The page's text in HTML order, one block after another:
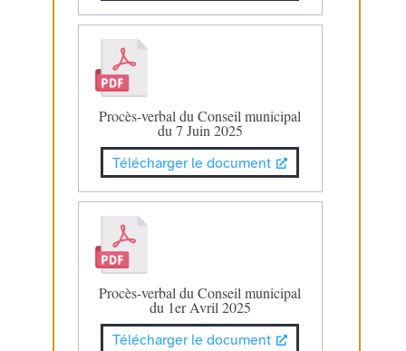
Procès-verbal du Conseil municipal
du 7 Juin 2025
Télécharger le document
Procès-verbal du Conseil municipal
du 1er Avril 2025
Télécharger le document